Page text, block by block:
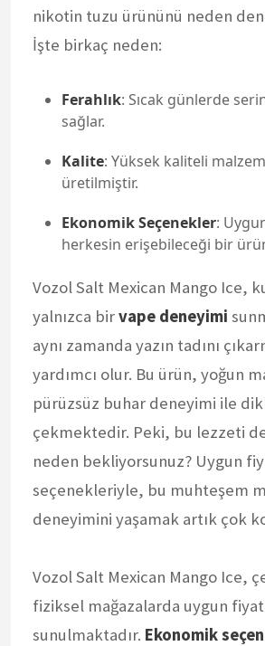
nikotin tuzu ürününü neden
İşte birkaç neden:
Ferahlık: Sıcak günlerde
sağlar.
Kalite: Yüksek kaliteli
üretilmiştir.
Ekonomik Seçenekler:
herkesin erişebileceği bir
Vozol Salt Mexican Mango Ice,
yalnızca birvape deneyimi
aynı zamanda yazın tadını
yardımcı olur. Bu ürün, yoğun
pürüzsüz buhar deneyimi ile
çekmektedir. Peki, bu lezzeti
neden bekliyorsunuz? Uygun
seçenekleriyle, bu muhteşem
deneyimini yaşamak artık çok
Vozol Salt Mexican Mango Ice,
fiziksel mağazalarda uygun
sunulmaktadır. Ekonomik